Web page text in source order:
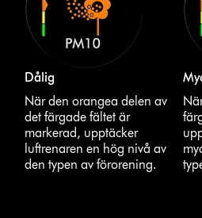
Dålig
När den orangea delen av
det färgade fältet är
markerad, upptäcker
luftrenaren en hög nivå av
den typen av förorening.